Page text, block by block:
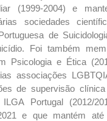
(1999-2004) e
sociedades
de
Foi também
Psicologia e Ética
associações
de supervisão
Portugal (2012/
e que mantém até